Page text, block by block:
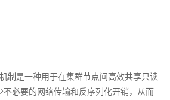
制是一种用于在集群节点间高效共享只读
必要的网络传输和反序列化开销，从而